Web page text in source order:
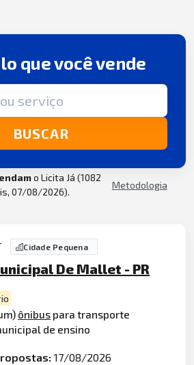
que você vende
BUSCAR
o Licita Já (1082
07/08/2026).
Metodologia
Cidade Pequena
De Mallet - PR
ônibus para transporte
de ensino
17/08/2026